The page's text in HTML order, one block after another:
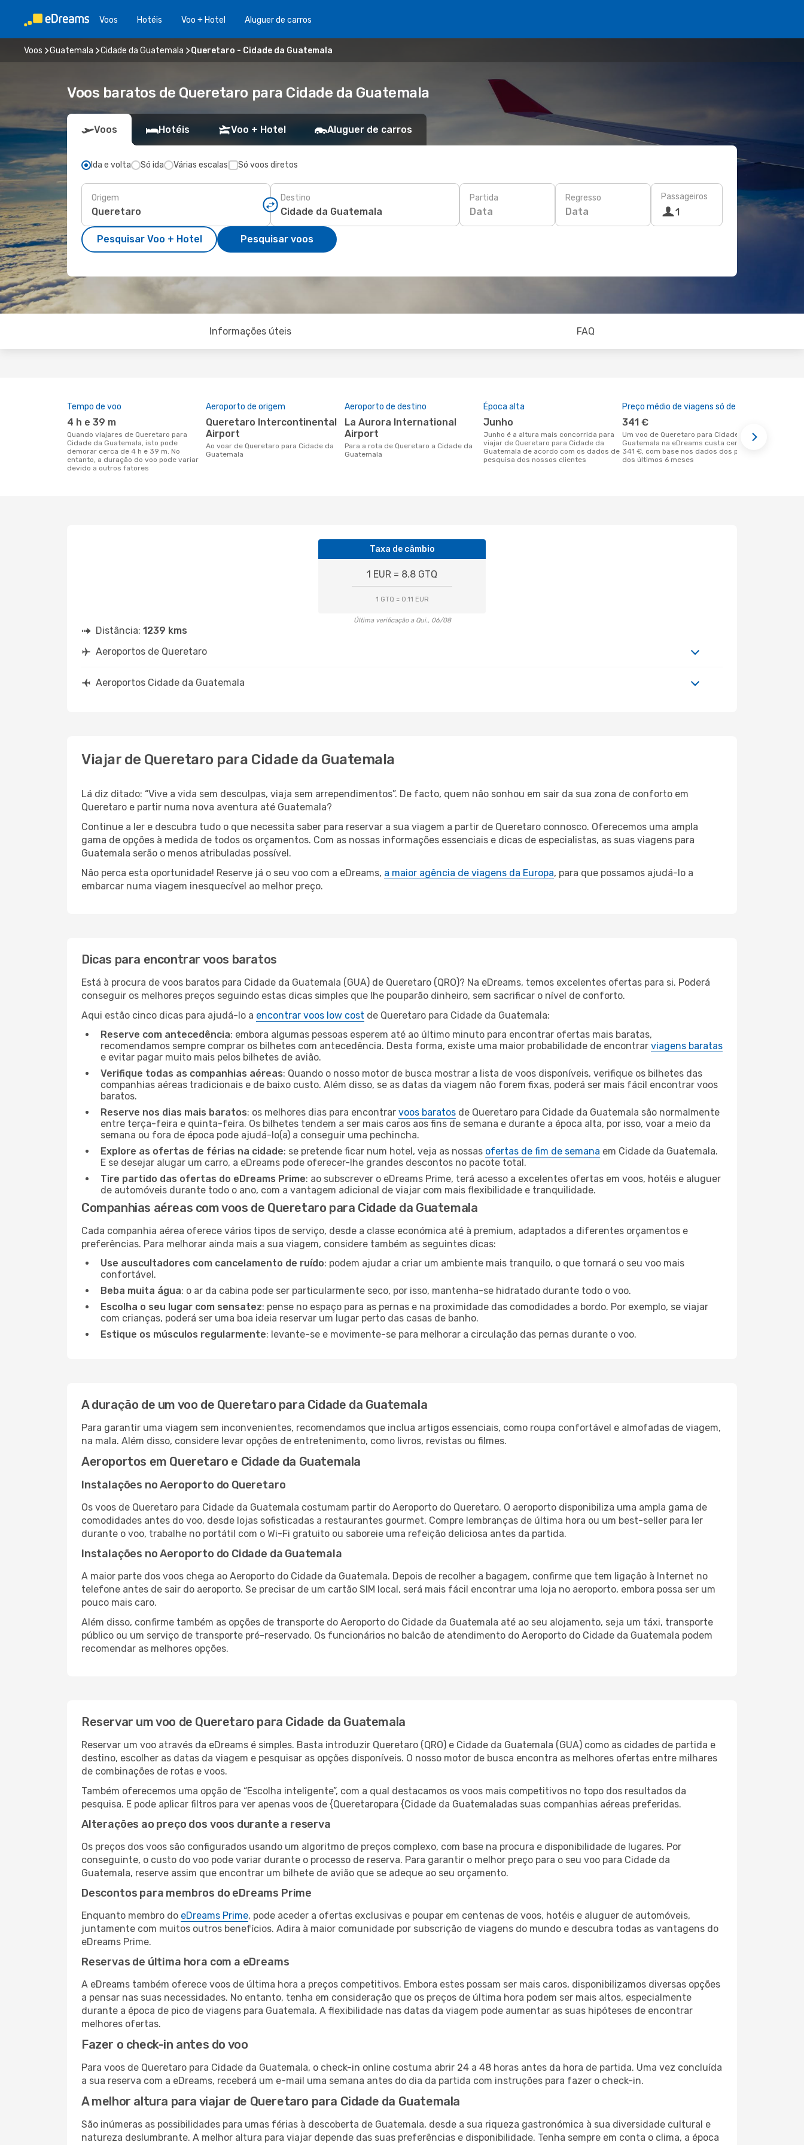
Voos Hotéis Voo + Hotel Aluguer de carros
Voos Guatemala Cidade da Guatemala Queretaro - Cidade da Guatemala
Voos baratos de Queretaro para Cidade da Guatemala
Voos Hotéis Voo + Hotel Aluguer de carros
Ida e volta Só ida Várias escalas Só voos diretos
Origem Destino Partida
Data
Regresso
Data
Passageiros
1
Pesquisar Voo + Hotel Pesquisar voos
Informações úteis FAQ
Tempo de voo
4 h e 39 m
Quando viajares de Queretaro para
Cidade da Guatemala, isto pode
demorar cerca de 4 h e 39 m. No
entanto, a duração do voo pode variar
devido a outros fatores
Aeroporto de origem
Queretaro Intercontinental
Airport
Ao voar de Queretaro para Cidade da
Guatemala
Aeroporto de destino
La Aurora International
Airport
Para a rota de Queretaro a Cidade da
Guatemala
Época alta
junho
junho é a altura mais concorrida para
viajar de Queretaro para Cidade da
Guatemala de acordo com os dados de
pesquisa dos nossos clientes
Preço médio de viagens só de ida
341 €
Um voo de Queretaro para Cidade da
Guatemala na eDreams custa cerca de
341 €, com base nos dados dos preços
dos últimos 6 meses
Taxa de câmbio
1 EUR = 8.8 GTQ
1 GTQ = 0.11 EUR
Última verificação a Qui., 06/08
Distância: 1239 kms
Aeroportos de Queretaro
Aeroportos Cidade da Guatemala
Viajar de Queretaro para Cidade da Guatemala
Lá diz ditado: “Vive a vida sem desculpas, viaja sem arrependimentos”. De facto, quem não sonhou em sair da sua zona de conforto em
Queretaro e partir numa nova aventura até Guatemala?
Continue a ler e descubra tudo o que necessita saber para reservar a sua viagem a partir de Queretaro connosco. Oferecemos uma ampla
gama de opções à medida de todos os orçamentos. Com as nossas informações essenciais e dicas de especialistas, as suas viagens para
Guatemala serão o menos atribuladas possível.
Não perca esta oportunidade! Reserve já o seu voo com a eDreams, a maior agência de viagens da Europa, para que possamos ajudá-lo a
embarcar numa viagem inesquecível ao melhor preço.
Dicas para encontrar voos baratos
Está à procura de voos baratos para Cidade da Guatemala (GUA) de Queretaro (QRO)? Na eDreams, temos excelentes ofertas para si. Poderá
conseguir os melhores preços seguindo estas dicas simples que lhe pouparão dinheiro, sem sacrificar o nível de conforto.
Aqui estão cinco dicas para ajudá-lo a encontrar voos low cost de Queretaro para Cidade da Guatemala:
Reserve com antecedência: embora algumas pessoas esperem até ao último minuto para encontrar ofertas mais baratas,
recomendamos sempre comprar os bilhetes com antecedência. Desta forma, existe uma maior probabilidade de encontrar viagens baratas
e evitar pagar muito mais pelos bilhetes de avião.
Verifique todas as companhias aéreas: Quando o nosso motor de busca mostrar a lista de voos disponíveis, verifique os bilhetes das
companhias aéreas tradicionais e de baixo custo. Além disso, se as datas da viagem não forem fixas, poderá ser mais fácil encontrar voos
baratos.
Reserve nos dias mais baratos: os melhores dias para encontrar voos baratos de Queretaro para Cidade da Guatemala são normalmente
entre terça-feira e quinta-feira. Os bilhetes tendem a ser mais caros aos fins de semana e durante a época alta, por isso, voar a meio da
semana ou fora de época pode ajudá-lo(a) a conseguir uma pechincha.
Explore as ofertas de férias na cidade: se pretende ficar num hotel, veja as nossas ofertas de fim de semana em Cidade da Guatemala.
E se desejar alugar um carro, a eDreams pode oferecer-lhe grandes descontos no pacote total.
Tire partido das ofertas do eDreams Prime: ao subscrever o eDreams Prime, terá acesso a excelentes ofertas em voos, hotéis e aluguer
de automóveis durante todo o ano, com a vantagem adicional de viajar com mais flexibilidade e tranquilidade.
Companhias aéreas com voos de Queretaro para Cidade da Guatemala
Cada companhia aérea oferece vários tipos de serviço, desde a classe económica até à premium, adaptados a diferentes orçamentos e
preferências. Para melhorar ainda mais a sua viagem, considere também as seguintes dicas:
Use auscultadores com cancelamento de ruído: podem ajudar a criar um ambiente mais tranquilo, o que tornará o seu voo mais
confortável.
Beba muita água: o ar da cabina pode ser particularmente seco, por isso, mantenha-se hidratado durante todo o voo.
Escolha o seu lugar com sensatez: pense no espaço para as pernas e na proximidade das comodidades a bordo. Por exemplo, se viajar
com crianças, poderá ser uma boa ideia reservar um lugar perto das casas de banho.
Estique os músculos regularmente: levante-se e movimente-se para melhorar a circulação das pernas durante o voo.
A duração de um voo de Queretaro para Cidade da Guatemala
Para garantir uma viagem sem inconvenientes, recomendamos que inclua artigos essenciais, como roupa confortável e almofadas de viagem,
na mala. Além disso, considere levar opções de entretenimento, como livros, revistas ou filmes.
Aeroportos em Queretaro e Cidade da Guatemala
Instalações no Aeroporto do Queretaro
Os voos de Queretaro para Cidade da Guatemala costumam partir do Aeroporto do Queretaro. O aeroporto disponibiliza uma ampla gama de
comodidades antes do voo, desde lojas sofisticadas a restaurantes gourmet. Compre lembranças de última hora ou um best-seller para ler
durante o voo, trabalhe no portátil com o Wi-Fi gratuito ou saboreie uma refeição deliciosa antes da partida.
Instalações no Aeroporto do Cidade da Guatemala
A maior parte dos voos chega ao Aeroporto do Cidade da Guatemala. Depois de recolher a bagagem, confirme que tem ligação à Internet no
telefone antes de sair do aeroporto. Se precisar de um cartão SIM local, será mais fácil encontrar uma loja no aeroporto, embora possa ser um
pouco mais caro.
Além disso, confirme também as opções de transporte do Aeroporto do Cidade da Guatemala até ao seu alojamento, seja um táxi, transporte
público ou um serviço de transporte pré-reservado. Os funcionários no balcão de atendimento do Aeroporto do Cidade da Guatemala podem
recomendar as melhores opções.
Reservar um voo de Queretaro para Cidade da Guatemala
Reservar um voo através da eDreams é simples. Basta introduzir Queretaro (QRO) e Cidade da Guatemala (GUA) como as cidades de partida e
destino, escolher as datas da viagem e pesquisar as opções disponíveis. O nosso motor de busca encontra as melhores ofertas entre milhares
de combinações de rotas e voos.
Também oferecemos uma opção de “Escolha inteligente”, com a qual destacamos os voos mais competitivos no topo dos resultados da
pesquisa. E pode aplicar filtros para ver apenas voos de {Queretaropara {Cidade da Guatemaladas suas companhias aéreas preferidas.
Alterações ao preço dos voos durante a reserva
Os preços dos voos são configurados usando um algoritmo de preços complexo, com base na procura e disponibilidade de lugares. Por
conseguinte, o custo do voo pode variar durante o processo de reserva. Para garantir o melhor preço para o seu voo para Cidade da
Guatemala, reserve assim que encontrar um bilhete de avião que se adeque ao seu orçamento.
Descontos para membros do eDreams Prime
Enquanto membro do eDreams Prime, pode aceder a ofertas exclusivas e poupar em centenas de voos, hotéis e aluguer de automóveis,
juntamente com muitos outros benefícios. Adira à maior comunidade por subscrição de viagens do mundo e descubra todas as vantagens do
eDreams Prime.
Reservas de última hora com a eDreams
A eDreams também oferece voos de última hora a preços competitivos. Embora estes possam ser mais caros, disponibilizamos diversas opções
a pensar nas suas necessidades. No entanto, tenha em consideração que os preços de última hora podem ser mais altos, especialmente
durante a época de pico de viagens para Guatemala. A flexibilidade nas datas da viagem pode aumentar as suas hipóteses de encontrar
melhores ofertas.
Fazer o check-in antes do voo
Para voos de Queretaro para Cidade da Guatemala, o check-in online costuma abrir 24 a 48 horas antes da hora de partida. Uma vez concluída
a sua reserva com a eDreams, receberá um e-mail uma semana antes do dia da partida com instruções para fazer o check-in.
A melhor altura para viajar de Queretaro para Cidade da Guatemala
São inúmeras as possibilidades para umas férias à descoberta de Guatemala, desde a sua riqueza gastronómica à sua diversidade cultural e
natureza deslumbrante. A melhor altura para viajar depende das suas preferências e disponibilidade. Tenha sempre em conta o clima, a época